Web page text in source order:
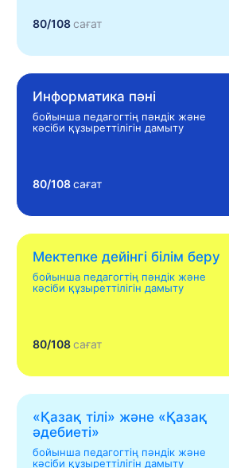
80/108сағат
Информатика пәні
бойынша педагогтің пәндік және
кәсіби құзыреттілігін дамыту
80/108сағат
Мектепке дейінгі білім беру
бойынша педагогтің пәндік және
кәсіби құзыреттілігін дамыту
80/108сағат
«Қазақ тілі» жəне «Қазақ
əдебиеті»
бойынша педагогтің пәндік және
кәсіби құзыреттілігін дамыту